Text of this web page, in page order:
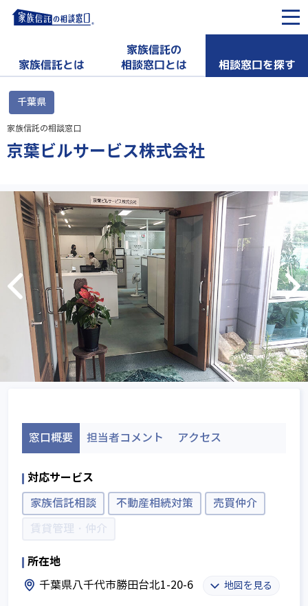
家族信託とは
家族信託の
相談窓口とは 相談窓口を探す
千葉県
家族信託の相談窓口
京葉ビルサービス株式会社
窓口概要 担当者コメント アクセス
対応サービス
家族信託相談 不動産相続対策
売買仲介
賃貸管理・仲介
所在地
千葉県八千代市勝田台北1-20-6 地図を見る